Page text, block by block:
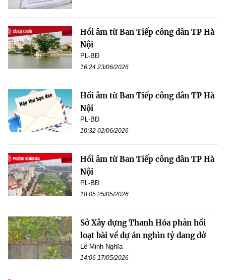
Hồi âm từ Ban Tiếp công dân TP Hà
Nội
PL-BĐ
16:24 23/06/2026
Hồi âm từ Ban Tiếp công dân TP Hà
Nội
PL-BĐ
10:32 02/06/2026
Hồi âm từ Ban Tiếp công dân TP Hà
Nội
PL-BĐ
18:05 25/05/2026
Sở Xây dựng Thanh Hóa phản hồi
loạt bài về dự án nghìn tỷ dang dở
Lê Minh Nghĩa
14:06 17/05/2026